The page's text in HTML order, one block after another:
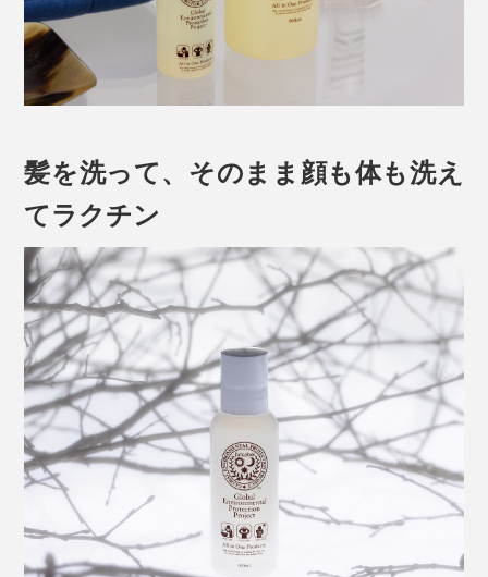
髪を洗って、そのまま顔も体も洗え
てラクチン